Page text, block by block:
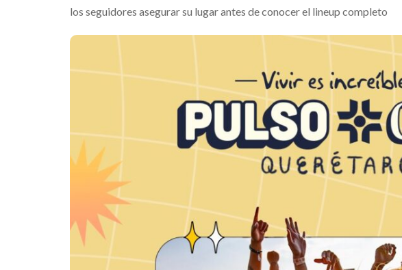
los seguidores asegurar su lugar antes de conocer el lineup completo